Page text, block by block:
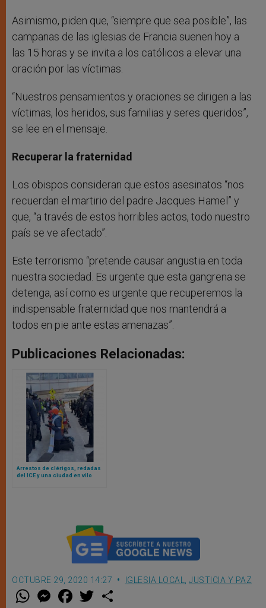
Asimismo, piden que, “siempre que sea posible”, las
campanas de las iglesias de Francia suenen hoy a
las 15 horas y se invita a los católicos a elevar una
oración por las víctimas.
“Nuestros pensamientos y oraciones se dirigen a las
víctimas, los heridos, sus familias y seres queridos”,
se lee en el mensaje.
Recuperar la fraternidad
Los obispos consideran que estos asesinatos “nos
recuerdan el martirio del padre Jacques Hamel” y
que, “a través de estos horribles actos, todo nuestro
país se ve afectado”.
Este terrorismo “pretende causar angustia en toda
nuestra sociedad. Es urgente que esta gangrena se
detenga, así como es urgente que recuperemos la
indispensable fraternidad que nos mantendrá a
todos en pie ante estas amenazas”.
Publicaciones Relacionadas:
Arrestos de clérigos, redadas
del ICE y una ciudad en vilo
OCTUBRE 29, 2020 14:27 IGLESIA LOCAL, JUSTICIA Y PAZ
W M
e
F
a w